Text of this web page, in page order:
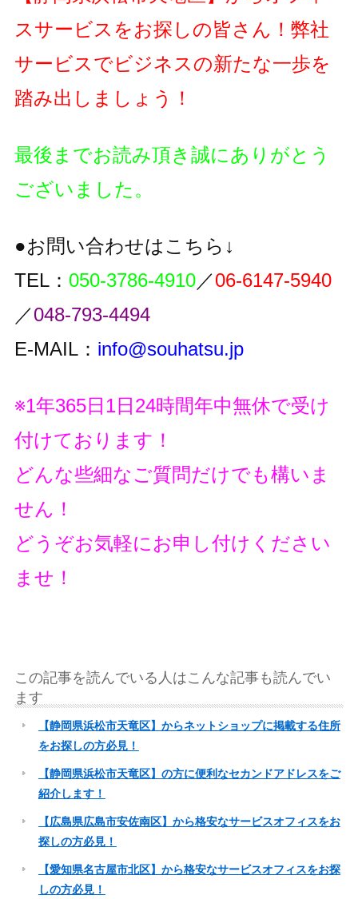
スサービスをお探しの皆さん！ 弊社
サービスでビジネスの新たな一歩を
踏み出しましょう！
最後までお読み頂き誠にありがとう
ございました。
●お問い合わせはこちら↓
TEL： 050-3786-4910／06-6147-5940
／048-793-4494
E-MAIL： info@souhatsu.jp
※1年365日1日24時間年中無休で受け
付けております！
どんな些細なご質問だけでも構いま
せん！
どうぞお気軽にお申し付けください
ませ！
この記事を読んでいる人はこんな記事も読んでい
ます
【静岡県浜松市天竜区】からネットショップに掲載する住所
をお探しの方必見！
【静岡県浜松市天竜区】の方に便利なセカンドアドレスをご
紹介します！
【広島県広島市安佐南区】から格安なサービスオフィスをお
探しの方必見！
【愛知県名古屋市北区】から格安なサービスオフィスをお探
しの方必見！